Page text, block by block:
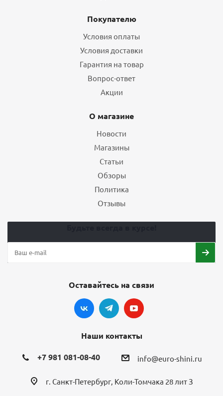
Покупателю
Условия оплаты
Условия доставки
Гарантия на товар
Вопрос-ответ
Акции
О магазине
Новости
Магазины
Статьи
Обзоры
Политика
Отзывы
Оставайтесь на связи
Наши контакты
+7 981 081-08-40 info@euro-shini.ru
г. Санкт-Петербург, Коли-Томчака 28 лит З